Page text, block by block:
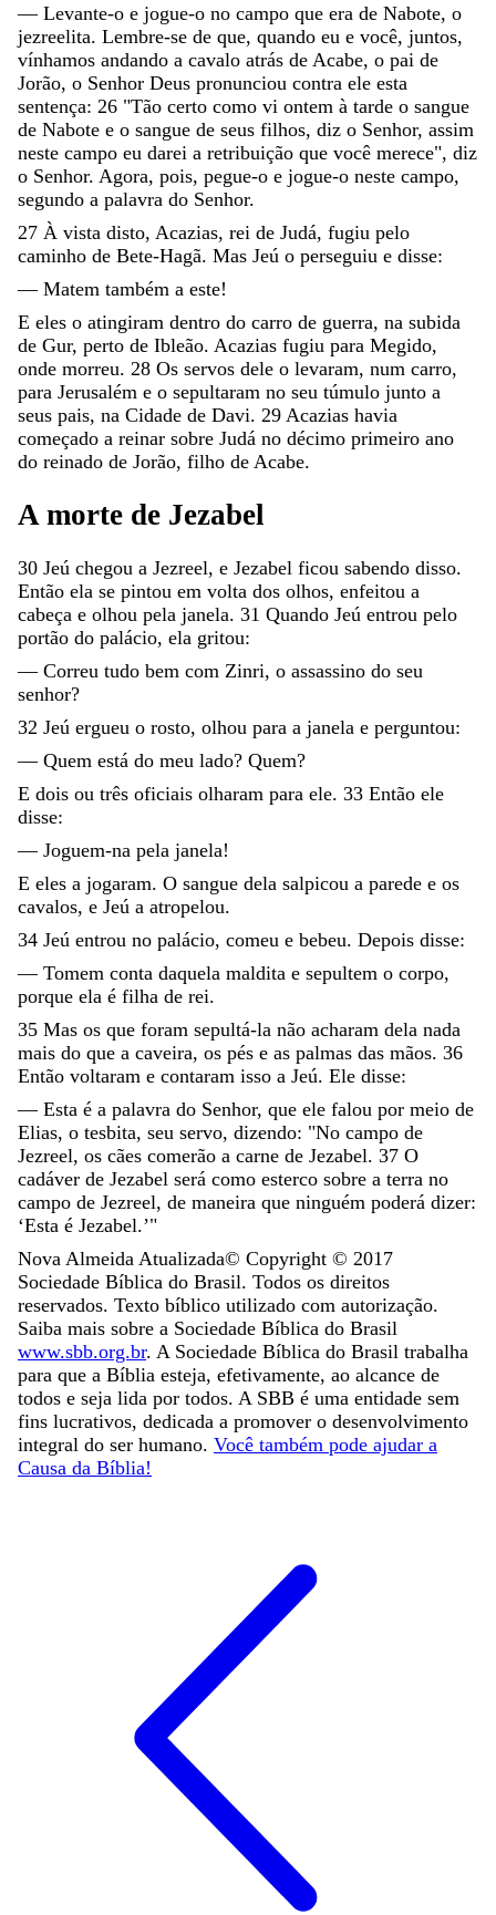
— Levante-o e jogue-o no campo que era de Nabote, o
jezreelita. Lembre-se de que, quando eu e você, juntos,
vínhamos andando a cavalo atrás de Acabe, o pai de
Jorão, o Senhor Deus pronunciou contra ele esta
sentença: 26 "Tão certo como vi ontem à tarde o sangue
de Nabote e o sangue de seus filhos, diz o Senhor, assim
neste campo eu darei a retribuição que você merece", diz
o Senhor. Agora, pois, pegue-o e jogue-o neste campo,
segundo a palavra do Senhor.
27 À vista disto, Acazias, rei de Judá, fugiu pelo
caminho de Bete-Hagã. Mas Jeú o perseguiu e disse:
— Matem também a este!
E eles o atingiram dentro do carro de guerra, na subida
de Gur, perto de Ibleão. Acazias fugiu para Megido,
onde morreu. 28 Os servos dele o levaram, num carro,
para Jerusalém e o sepultaram no seu túmulo junto a
seus pais, na Cidade de Davi. 29 Acazias havia
começado a reinar sobre Judá no décimo primeiro ano
do reinado de Jorão, filho de Acabe.
A morte de Jezabel
30 Jeú chegou a Jezreel, e Jezabel ficou sabendo disso.
Então ela se pintou em volta dos olhos, enfeitou a
cabeça e olhou pela janela. 31 Quando Jeú entrou pelo
portão do palácio, ela gritou:
— Correu tudo bem com Zinri, o assassino do seu
senhor?
32 Jeú ergueu o rosto, olhou para a janela e perguntou:
— Quem está do meu lado? Quem?
E dois ou três oficiais olharam para ele. 33 Então ele
disse:
— Joguem-na pela janela!
E eles a jogaram. O sangue dela salpicou a parede e os
cavalos, e Jeú a atropelou.
34 Jeú entrou no palácio, comeu e bebeu. Depois disse:
— Tomem conta daquela maldita e sepultem o corpo,
porque ela é filha de rei.
35 Mas os que foram sepultá-la não acharam dela nada
mais do que a caveira, os pés e as palmas das mãos. 36
Então voltaram e contaram isso a Jeú. Ele disse:
— Esta é a palavra do Senhor, que ele falou por meio de
Elias, o tesbita, seu servo, dizendo: "No campo de
Jezreel, os cães comerão a carne de Jezabel. 37 O
cadáver de Jezabel será como esterco sobre a terra no
campo de Jezreel, de maneira que ninguém poderá dizer:
‘Esta é Jezabel.’"
Nova Almeida Atualizada© Copyright © 2017
Sociedade Bíblica do Brasil. Todos os direitos
reservados. Texto bíblico utilizado com autorização.
Saiba mais sobre a Sociedade Bíblica do Brasil
www.sbb.org.br. A Sociedade Bíblica do Brasil trabalha
para que a Bíblia esteja, efetivamente, ao alcance de
todos e seja lida por todos. A SBB é uma entidade sem
fins lucrativos, dedicada a promover o desenvolvimento
integral do ser humano. Você também pode ajudar a
Causa da Bíblia!